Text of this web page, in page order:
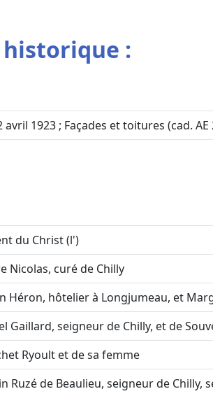
:
1923 ; Façades et toitures (cad.
du Christ (l')
Nicolas, curé de Chilly
Héron, hôtelier à Longjumeau, et
Gaillard, seigneur de Chilly, et de
Ryoult et de sa femme
Ruzé de Beaulieu, seigneur de Chilly,